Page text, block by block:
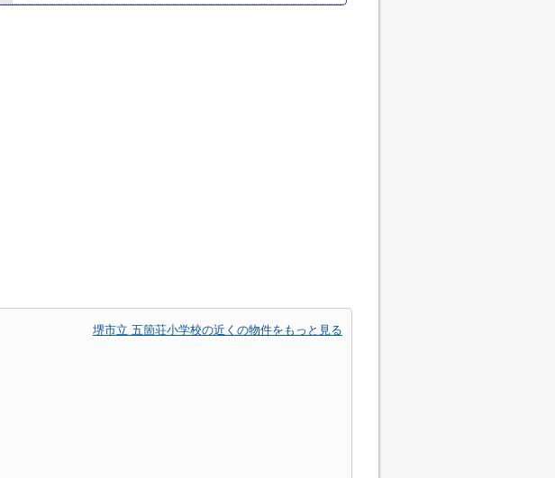
堺市立 五箇荘小学校の近くの物件をもっと見る